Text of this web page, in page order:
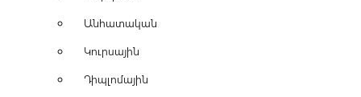
Անհատական
Կուրսային
Դիպլոմային